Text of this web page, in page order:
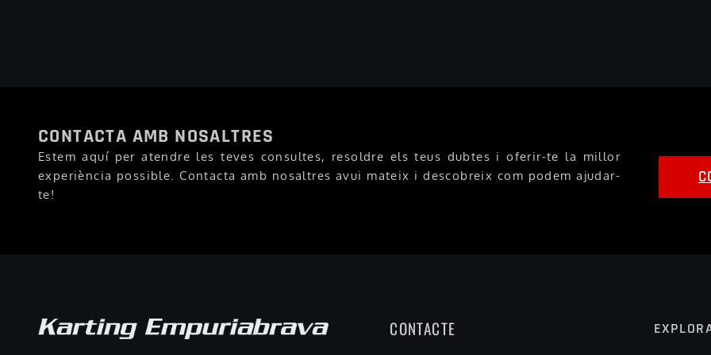
CONTACTA AMB NOSALTRES
Estem aquí per atendre les teves consultes, resoldre els teus dubtes i oferir-te la millor
experiència possible. Contacta amb nosaltres avui mateix i descobreix com podem ajudar-
te!
CONTACTE